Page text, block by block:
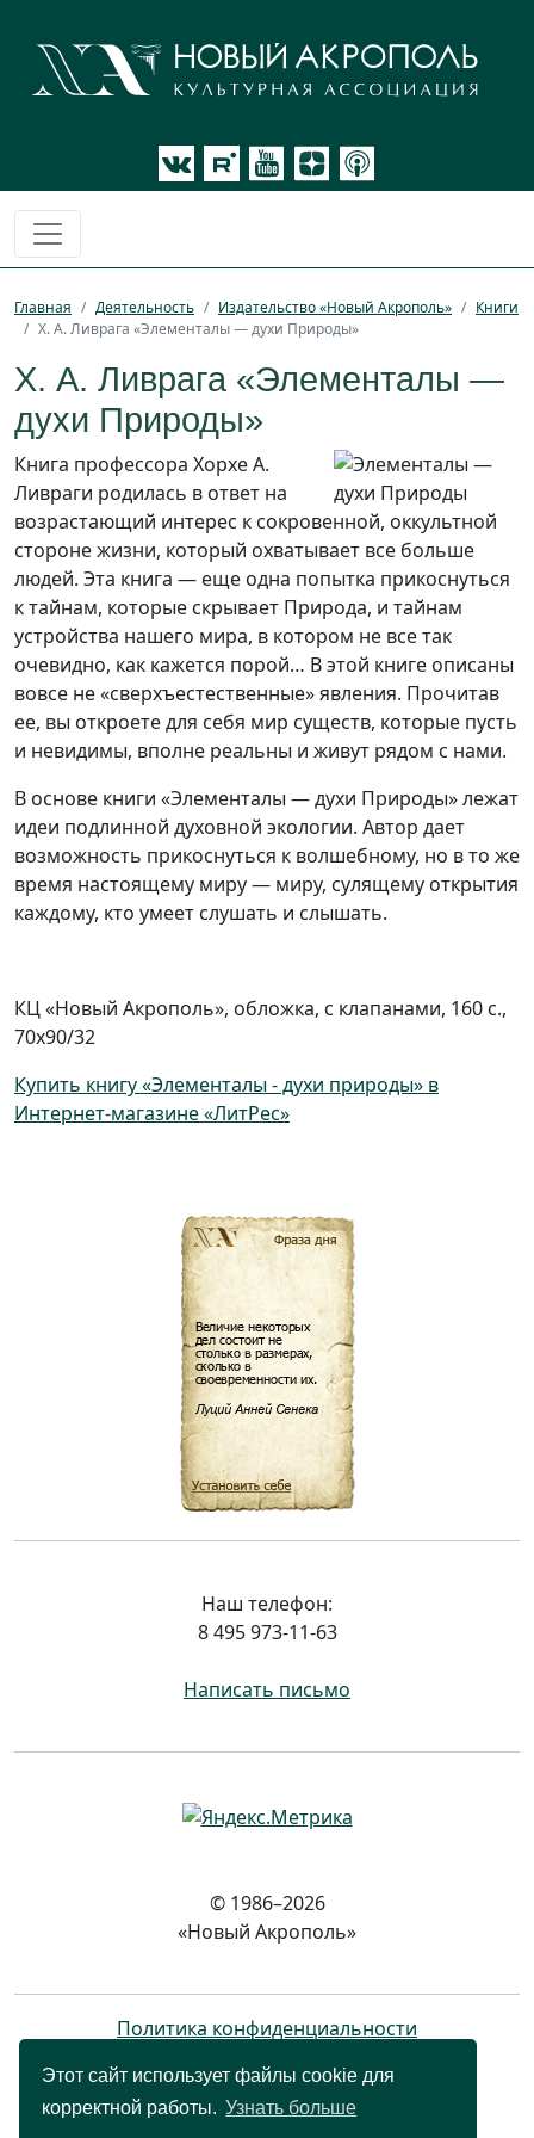
Этот сайт использует файлы cookie для
корректной работы. Узнать больше
Главная Деятельность Издательство «Новый Акрополь»
Книги
Х. А. Ливрага «Элементалы — духи Природы»
Х. А. Ливрага «Элементалы —
духи Природы»
Книга профессора Хорхе А.
Ливраги родилась в ответ на
возрастающий интерес к сокровенной, оккультной
стороне жизни, который охватывает все больше
людей. Эта книга — еще одна попытка прикоснуться
к тайнам, которые скрывает Природа, и тайнам
устройства нашего мира, в котором не все так
очевидно, как кажется порой… В этой книге описаны
вовсе не «сверхъестественные» явления. Прочитав
ее, вы откроете для себя мир существ, которые пусть
и невидимы, вполне реальны и живут рядом с нами.
В основе книги «Элементалы — духи Природы» лежат
идеи подлинной духовной экологии. Автор дает
возможность прикоснуться к волшебному, но в то же
время настоящему миру — миру, сулящему открытия
каждому, кто умеет слушать и слышать.
КЦ «Новый Акрополь», обложка, с клапанами, 160 с.,
70х90/32
Купить книгу «Элементалы - духи природы» в
Интернет-магазине «ЛитРес»
Наш телефон:
8 495 973-11-63
Написать письмо
© 1986–2026
«Новый Акрополь»
Политика конфиденциальности